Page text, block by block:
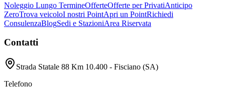
Noleggio Lungo TermineOfferteOfferte per PrivatiAnticipo
ZeroTrova veicoloI nostri PointApri un PointRichiedi
ConsulenzaBlogSedi e StazioniArea Riservata
Contatti
Strada Statale 88 Km 10.400 - Fisciano (SA)
Telefono